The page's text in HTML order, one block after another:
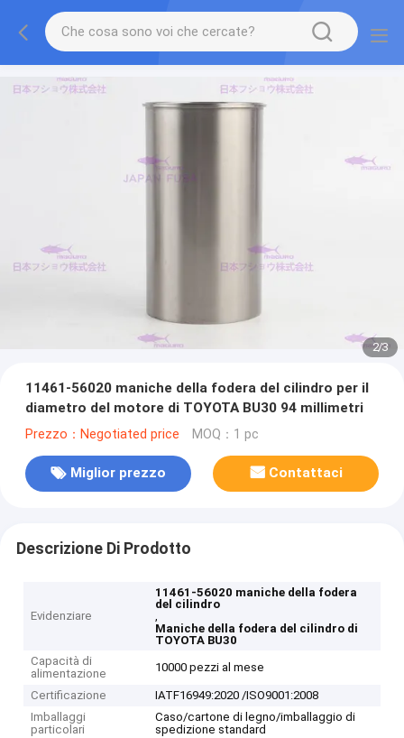
2/3
11461-56020 maniche della fodera del cilindro per il
diametro del motore di TOYOTA BU30 94 millimetri
Prezzo：Negotiated price MOQ：1 pc
Miglior prezzo Contattaci
Descrizione Di Prodotto
Evidenziare
11461-56020 maniche della fodera
del cilindro
,
Maniche della fodera del cilindro di
TOYOTA BU30
Capacità di
alimentazione
10000 pezzi al mese
Certificazione
IATF16949:2020 /ISO9001:2008
Imballaggi
particolari
Caso/cartone di legno/imballaggio di
spedizione standard